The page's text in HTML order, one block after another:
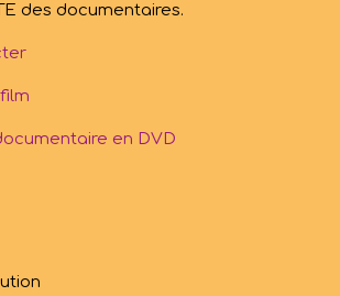
des documentaires.
en DVD